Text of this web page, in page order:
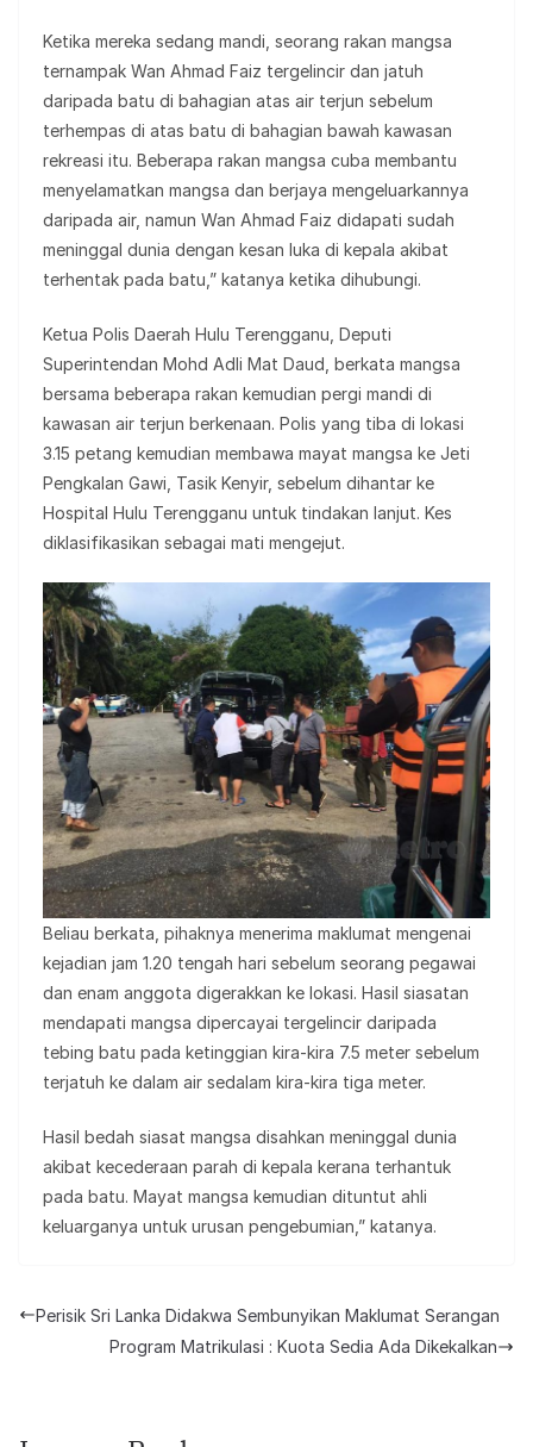
Ketika mereka sedang mandi, seorang rakan mangsa
ternampak Wan Ahmad Faiz tergelincir dan jatuh
daripada batu di bahagian atas air terjun sebelum
terhempas di atas batu di bahagian bawah kawasan
rekreasi itu. Beberapa rakan mangsa cuba membantu
menyelamatkan mangsa dan berjaya mengeluarkannya
daripada air, namun Wan Ahmad Faiz didapati sudah
meninggal dunia dengan kesan luka di kepala akibat
terhentak pada batu,” katanya ketika dihubungi.
Ketua Polis Daerah Hulu Terengganu, Deputi
Superintendan Mohd Adli Mat Daud, berkata mangsa
bersama beberapa rakan kemudian pergi mandi di
kawasan air terjun berkenaan. Polis yang tiba di lokasi
3.15 petang kemudian membawa mayat mangsa ke Jeti
Pengkalan Gawi, Tasik Kenyir, sebelum dihantar ke
Hospital Hulu Terengganu untuk tindakan lanjut. Kes
diklasifikasikan sebagai mati mengejut.
Beliau berkata, pihaknya menerima maklumat mengenai
kejadian jam 1.20 tengah hari sebelum seorang pegawai
dan enam anggota digerakkan ke lokasi. Hasil siasatan
mendapati mangsa dipercayai tergelincir daripada
tebing batu pada ketinggian kira-kira 7.5 meter sebelum
terjatuh ke dalam air sedalam kira-kira tiga meter.
Hasil bedah siasat mangsa disahkan meninggal dunia
akibat kecederaan parah di kepala kerana terhantuk
pada batu. Mayat mangsa kemudian dituntut ahli
keluarganya untuk urusan pengebumian,” katanya.
Perisik Sri Lanka Didakwa Sembunyikan Maklumat Serangan
Program Matrikulasi : Kuota Sedia Ada Dikekalkan